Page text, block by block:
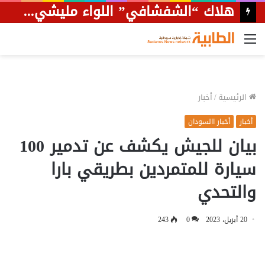
القائمة
الرئيسية/أخبار
أخبار أخبار االسودان
بيان للجيش يكشف عن تدمير 100
سيارة للمتمردين بطريقي بارا
والتحدي
20 أبريل، 2023 0
243